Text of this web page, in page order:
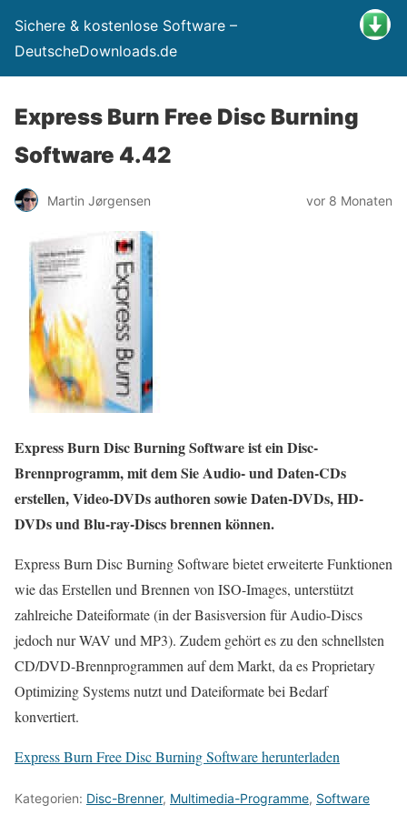
Sichere & kostenlose Software –
DeutscheDownloads.de
Express Burn Free Disc Burning
Software 4.42
Martin Jørgensen vor 8 Monaten
Express Burn Disc Burning Software ist ein Disc-
Brennprogramm, mit dem Sie Audio- und Daten-CDs
erstellen, Video-DVDs authoren sowie Daten-DVDs, HD-
DVDs und Blu-ray-Discs brennen können.
Express Burn Disc Burning Software bietet erweiterte Funktionen
wie das Erstellen und Brennen von ISO-Images, unterstützt
zahlreiche Dateiformate (in der Basisversion für Audio-Discs
jedoch nur WAV und MP3). Zudem gehört es zu den schnellsten
CD/DVD-Brennprogrammen auf dem Markt, da es Proprietary
Optimizing Systems nutzt und Dateiformate bei Bedarf
konvertiert.
Express Burn Free Disc Burning Software herunterladen
Kategorien: Disc-Brenner, Multimedia-Programme, Software